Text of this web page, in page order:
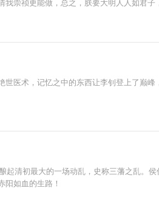
医术，记忆之中的东西让李钊登上了巅峰
清初最大的一场动乱，史称三藩之乱。
如血的生路！